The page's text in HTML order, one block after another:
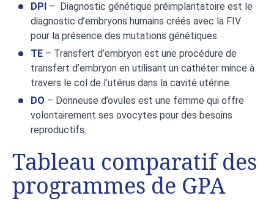
DPI – Diagnostic génétique préimplantatoire est le
diagnostic d’embryons humains créés avec la FIV
pour la présence des mutations génétiques.
TE – Transfert d’embryon est une procédure de
transfert d’embryon en utilisant un cathéter mince à
travers le col de l’utérus dans la cavité utérine.
DO – Donneuse d’ovules est une femme qui offre
volontairement ses ovocytes pour des besoins
reproductifs.
Tableau comparatif des
programmes de GPA